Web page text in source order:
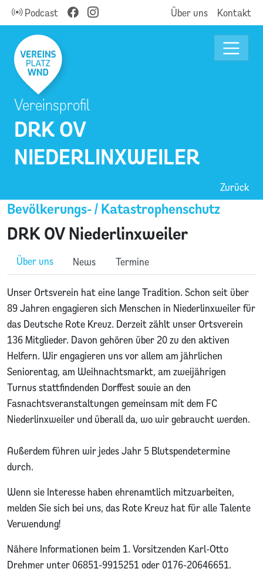
Podcast Über uns Kontakt
DRK OV
NIEDERLINXWEILER
Vereinsprofil
Zurück
DRK OV Niederlinxweiler
Bevölkerungs- / Katastrophenschutz
Über uns News Termine
Unser Ortsverein hat eine lange Tradition. Schon seit über
89 Jahren engagieren sich Menschen in Niederlinxweiler für
das Deutsche Rote Kreuz. Derzeit zählt unser Ortsverein
136 Mitglieder. Davon gehören über 20 zu den aktiven
Helfern. Wir engagieren uns vor allem am jährlichen
Seniorentag, am Weihnachtsmarkt, am zweijährigen
Turnus stattfindenden Dorffest sowie an den
Fasnachtsveranstaltungen gemeinsam mit dem FC
Niederlinxweiler und überall da, wo wir gebraucht werden.
Außerdem führen wir jedes Jahr 5 Blutspendetermine
durch.
Wenn sie Interesse haben ehrenamtlich mitzuarbeiten,
melden Sie sich bei uns, das Rote Kreuz hat für alle Talente
Verwendung!
Nähere Informationen beim 1. Vorsitzenden Karl-Otto
Drehmer unter 06851-9915251 oder 0176-20646651.